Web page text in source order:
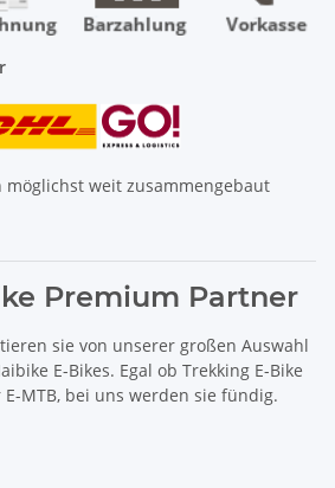
weit zusammengebaut
Premium Partner
sie von unserer großen Auswahl
E-Bikes. Egal ob Trekking E-Bike
E-MTB, bei uns werden sie fündig.